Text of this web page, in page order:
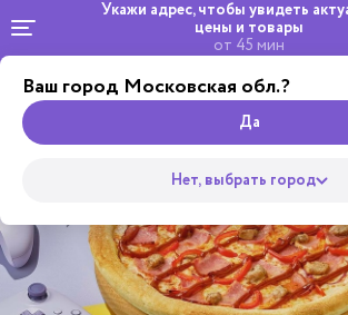
Укажи адрес, чтобы увидеть
цены и товары
от 45 мин
Ваш город Московская обл.?
Да
Нет, выбрать город
Роллы
Комбо и
Пицца